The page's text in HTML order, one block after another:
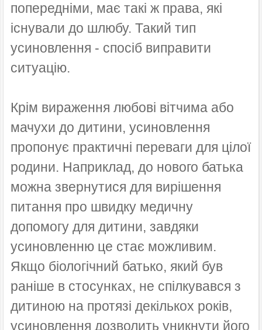
попередніми, має такі ж права, які
існували до шлюбу. Такий тип
усиновлення - спосіб виправити
ситуацію.
Крім вираження любові вітчима або
мачухи до дитини, усиновлення
пропонує практичні переваги для цілої
родини. Наприклад, до нового батька
можна звернутися для вирішення
питання про швидку медичну
допомогу для дитини, завдяки
усиновленню це стає можливим.
Якщо біологічний батько, який був
раніше в стосунках, не спілкувався з
дитиною на протязі декількох років,
усиновлення дозволить уникнути його